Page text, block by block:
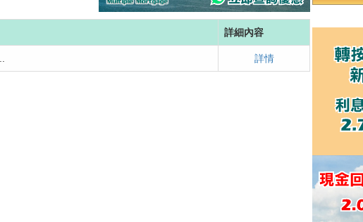
詳細內容
詳情